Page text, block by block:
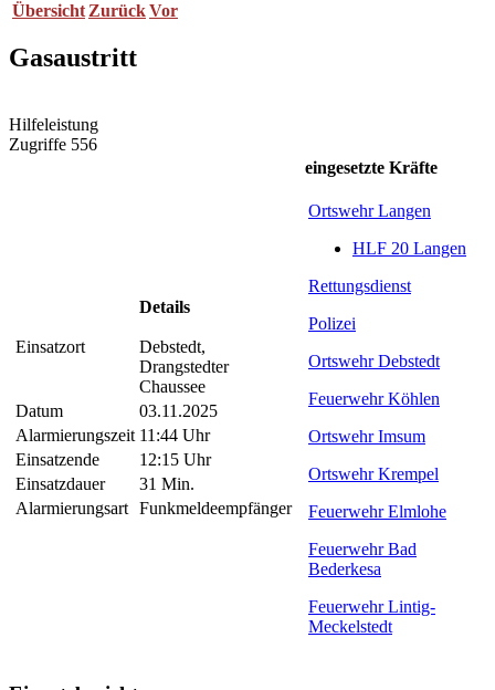
Übersicht ZurückVor
Gasaustritt
Hilfeleistung
Zugriffe 556
Einsatzort
Details
Debstedt,
Drangstedter
Chaussee
Datum
03.11.2025
Alarmierungszeit 11:44 Uhr
Einsatzende
12:15 Uhr
Einsatzdauer
31 Min.
Alarmierungsart Funkmeldeempfänger
eingesetzte Kräfte
Ortswehr Langen
HLF 20 Langen
Rettungsdienst
Polizei
Ortswehr Debstedt
Feuerwehr Köhlen
Ortswehr Imsum
Ortswehr Krempel
Feuerwehr Elmlohe
Feuerwehr Bad
Bederkesa
Feuerwehr Lintig-
Meckelstedt